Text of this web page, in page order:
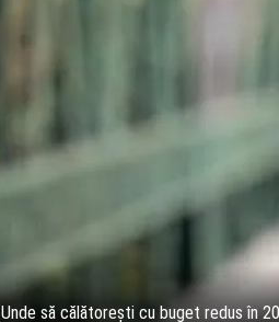
Unde să călătorești cu buget redus în